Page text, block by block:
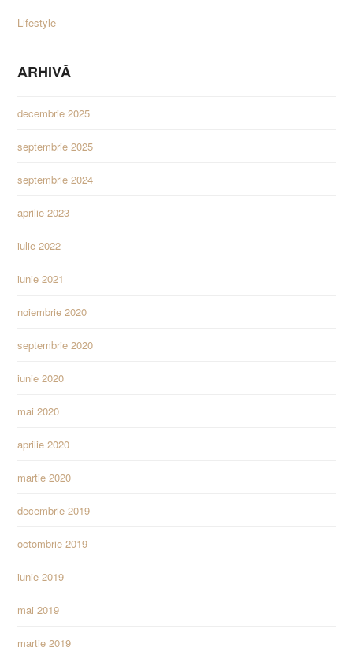
Lifestyle
ARHIVĂ
decembrie 2025
septembrie 2025
septembrie 2024
aprilie 2023
iulie 2022
iunie 2021
noiembrie 2020
septembrie 2020
iunie 2020
mai 2020
aprilie 2020
martie 2020
decembrie 2019
octombrie 2019
iunie 2019
mai 2019
martie 2019